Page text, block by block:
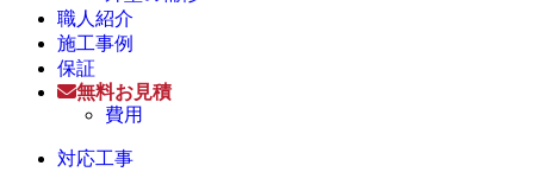
職人紹介
施工事例
保証
無料お見積
費用
対応工事